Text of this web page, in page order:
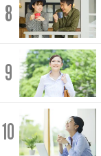
8
9
10